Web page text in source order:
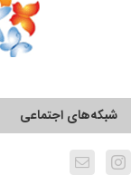
شبکه‌های اجتماعی